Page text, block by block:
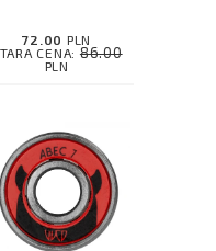
72.00 PLN
CENA:86.00
PLN